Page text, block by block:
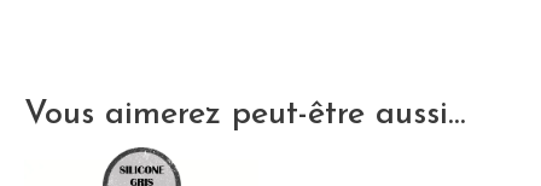
Vous aimerez peut-être aussi…